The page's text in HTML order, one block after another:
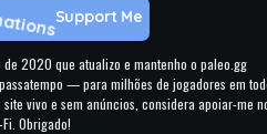
de 2020 que atualizo e mantenho o paleo.gg
— para milhões de jogadores em
vivo e sem anúncios, considera apoiar-me
Fi. Obrigado!
Support Me